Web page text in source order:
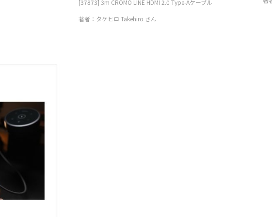
[37873] 3m CROMO LINE HDMI 2.0 Type-Aケーブル
著者：タケヒロ Takehiro さん